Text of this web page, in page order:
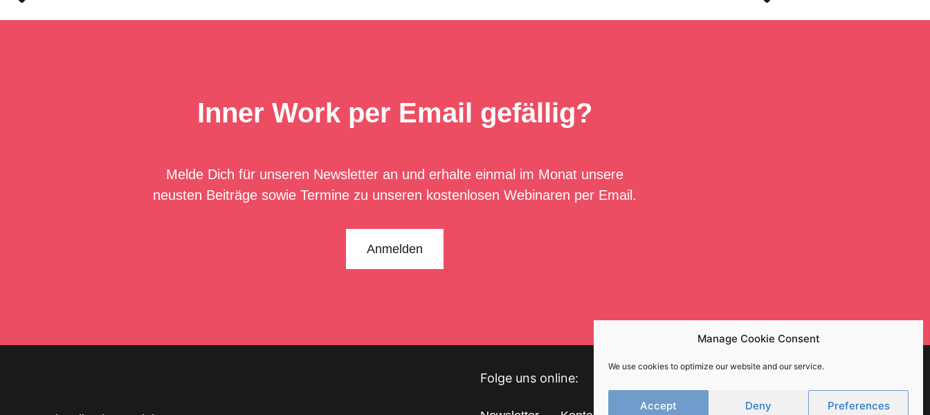
Manage Cookie Consent
We use cookies to optimize our website and our service.
Accept Deny Preferences
Inner Work per Email gefällig?
Melde Dich für unseren Newsletter an und erhalte einmal im Monat unsere
neusten Beiträge sowie Termine zu unseren kostenlosen Webinaren per Email.
Anmelden